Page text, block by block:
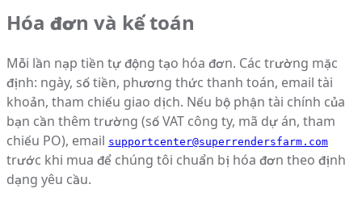
Hóa đơn và kế toán
Mỗi lần nạp tiền tự động tạo hóa đơn. Các trường mặc
định: ngày, số tiền, phương thức thanh toán, email tài
khoản, tham chiếu giao dịch. Nếu bộ phận tài chính của
bạn cần thêm trường (số VAT công ty, mã dự án, tham
chiếu PO), email supportcenter@superrendersfarm.com
trước khi mua để chúng tôi chuẩn bị hóa đơn theo định
dạng yêu cầu.